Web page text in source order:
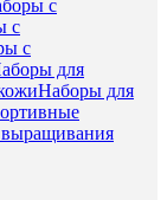
с
с
с
для
Наборы для